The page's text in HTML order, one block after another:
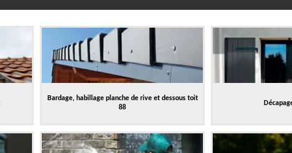
Bardage, habillage planche de rive et dessous toit
88